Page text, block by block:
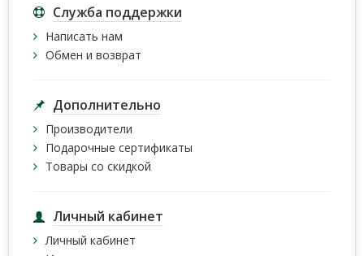
Служба поддержки
Написать нам
Обмен и возврат
Дополнительно
Производители
Подарочные сертификаты
Товары со скидкой
Личный кабинет
Личный кабинет